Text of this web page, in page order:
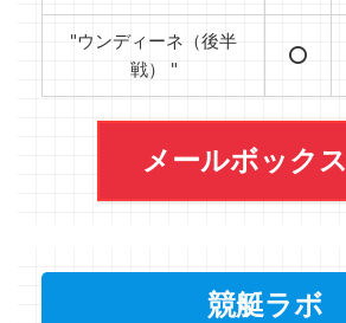
"ウンディーネ（後半
戦） "
⭕️
メールボックス
競艇ラボ